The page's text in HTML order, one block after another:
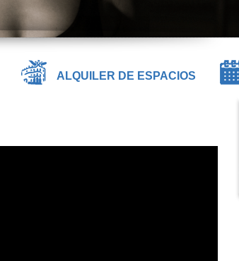
ALQUILER DE ESPACIOS